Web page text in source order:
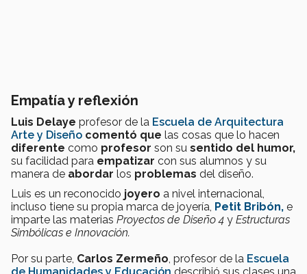
Empatía y reflexión
Luis Delaye profesor de la Escuela de Arquitectura
Arte y Diseño comentó que las cosas que lo hacen
diferente como profesor son su sentido del humor,
su facilidad para empatizar con sus alumnos y su
manera de abordar los problemas del diseño.
Luis es un reconocido joyero a nivel internacional,
incluso tiene su propia marca de joyería, Petit Bribón, e
imparte las materias Proyectos de Diseño 4 y Estructuras
Simbólicas e Innovación.
Por su parte, Carlos Zermeño, profesor de la Escuela